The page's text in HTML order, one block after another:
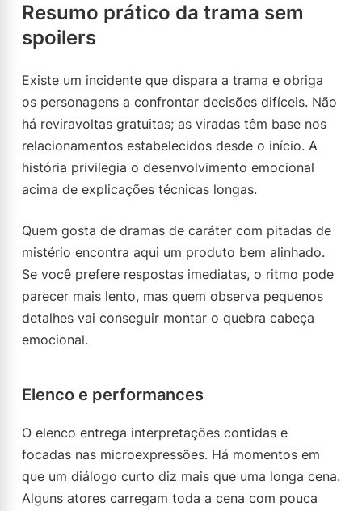
Resumo prático da trama sem
spoilers
Existe um incidente que dispara a trama e obriga
os personagens a confrontar decisões difíceis. Não
há reviravoltas gratuitas; as viradas têm base nos
relacionamentos estabelecidos desde o início. A
história privilegia o desenvolvimento emocional
acima de explicações técnicas longas.
Quem gosta de dramas de caráter com pitadas de
mistério encontra aqui um produto bem alinhado.
Se você prefere respostas imediatas, o ritmo pode
parecer mais lento, mas quem observa pequenos
detalhes vai conseguir montar o quebra cabeça
emocional.
Elenco e performances
O elenco entrega interpretações contidas e
focadas nas microexpressões. Há momentos em
que um diálogo curto diz mais que uma longa cena.
Alguns atores carregam toda a cena com pouca